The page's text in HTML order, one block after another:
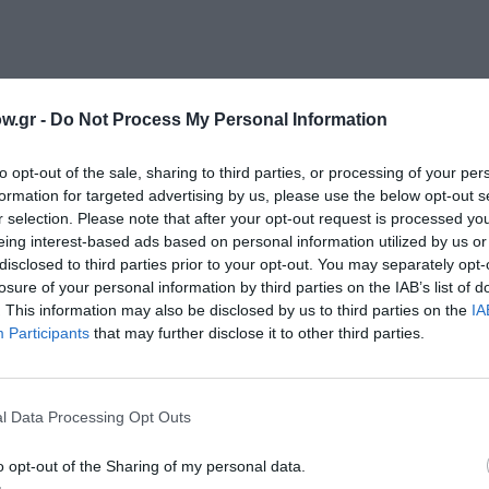
- Do Not Process My Personal Information
opt-out of the sale, sharing to third parties, or processing of your
for targeted advertising by us, please use the below opt-out
selection. Please note that after your opt-out request is processed
interest-based ads based on personal information utilized by us
to third parties prior to your opt-out. You may separately
of your personal information by third parties on the IAB’s list of
This information may also be disclosed by us to third parties on the
Participants that may further disclose it to other third parties.
Data Processing Opt Outs
opt-out of the Sharing of my personal data.
και τον Πολιτισμό!
το Culturenow.gr
Άρθρα